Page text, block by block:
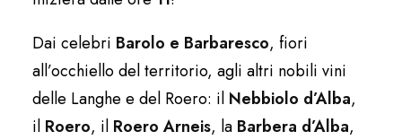
Dai celebri Barolo e Barbaresco, fiori
all’occhiello del territorio, agli altri nobili vini
delle Langhe e del Roero: il Nebbiolo d’Alba,
il Roero, il Roero Arneis, la Barbera d’Alba,